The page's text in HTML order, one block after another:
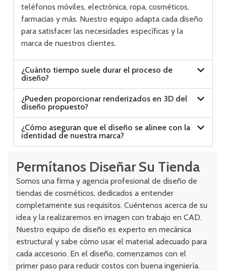
teléfonos móviles, electrónica, ropa, cosméticos,
farmacias y más. Nuestro equipo adapta cada diseño
para satisfacer las necesidades específicas y la
marca de nuestros clientes.
¿Cuánto tiempo suele durar el proceso de
diseño?
¿Pueden proporcionar renderizados en 3D del
diseño propuesto?
¿Cómo aseguran que el diseño se alinee con la
identidad de nuestra marca?
Permítanos Diseñar Su Tienda
Somos una firma y agencia profesional de diseño de
tiendas de cosméticos, dedicados a entender
completamente sus requisitos. Cuéntenos acerca de su
idea y la realizaremos en imagen con trabajo en CAD.
Nuestro equipo de diseño es experto en mecánica
estructural y sabe cómo usar el material adecuado para
cada accesorio. En el diseño, comenzamos con el
primer paso para reducir costos con buena ingeniería.